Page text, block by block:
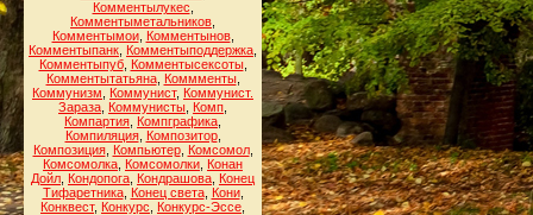
Комментылукес
Комментыметальников
Комментымои, Комментынов,
Комментыпанк Комментыподдержка
Комментыпуб, Комментысексоты,
Комментытатьяна, Коммменты,
Коммунизм
Коммунист, Коммунист.
Зараза Коммунисты Комп
Компартия Компграфика
Компиляция, Композитор,
Композиция, Компьютер, Комсомол,
Комсомолка Комсомолки Конан
Дойл Кондопога Кондрашова Конец
Тифаретника, Конец света, Кони,
Конквест, Конкурс Конкурс-Эссе